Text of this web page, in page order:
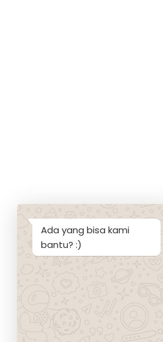
Ada yang bisa kami
bantu? :)